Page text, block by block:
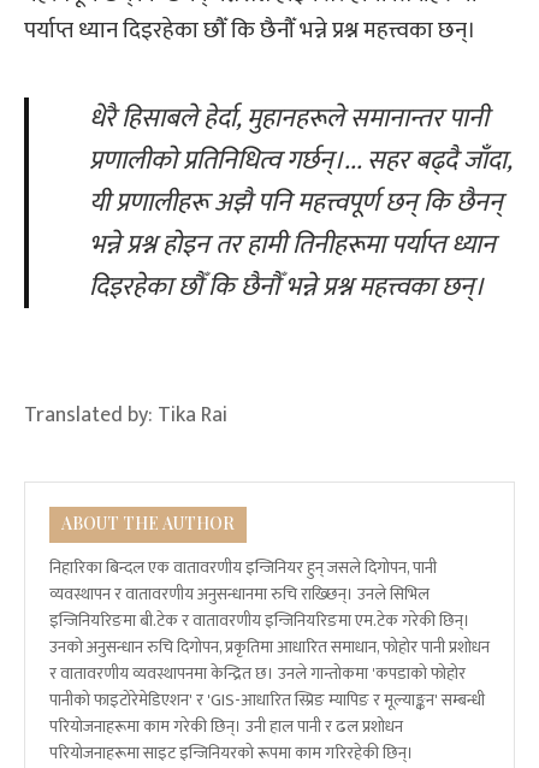
पर्याप्त ध्यान दिइरहेका छौँ कि छैनौँ भन्ने प्रश्न महत्त्वका छन्।
धेरै हिसाबले हेर्दा,मुहानहरूले समानान्तर पानी
प्रणालीको प्रतिनिधित्व गर्छन्।...सहर बढ्दै जाँदा,
यी प्रणालीहरू अझै पनि महत्त्वपूर्ण छन् कि छैनन्
भन्ने प्रश्न होइनतर हामी तिनीहरूमा पर्याप्त ध्यान
दिइरहेकाछौँकि छैनौँ भन्ने प्रश्न महत्त्वका छन्।
Translated by: Tika Rai
ABOUT THE AUTHOR
निहारिका बिन्दल एक वातावरणीय इन्जिनियर हुन् जसले दिगोपन, पानी
व्यवस्थापन र वातावरणीय अनुसन्धानमा रुचि राख्छिन्। उनले सिभिल
इन्जिनियरिङमा बी.टेक र वातावरणीय इन्जिनियरिङमा एम.टेक गरेकी छिन्।
उनको अनुसन्धान रुचि दिगोपन, प्रकृतिमा आधारित समाधान, फोहोर पानी प्रशोधन
र वातावरणीय व्यवस्थापनमा केन्द्रित छ। उनले गान्तोकमा 'कपडाको फोहोर
पानीको फाइटोरेमेडिएशन' र 'GIS-आधारित स्प्रिङ म्यापिङ र मूल्याङ्कन' सम्बन्धी
परियोजनाहरूमा काम गरेकी छिन्। उनी हाल पानी र ढल प्रशोधन
परियोजनाहरूमा साइट इन्जिनियरको रूपमा काम गरिरहेकी छिन्।